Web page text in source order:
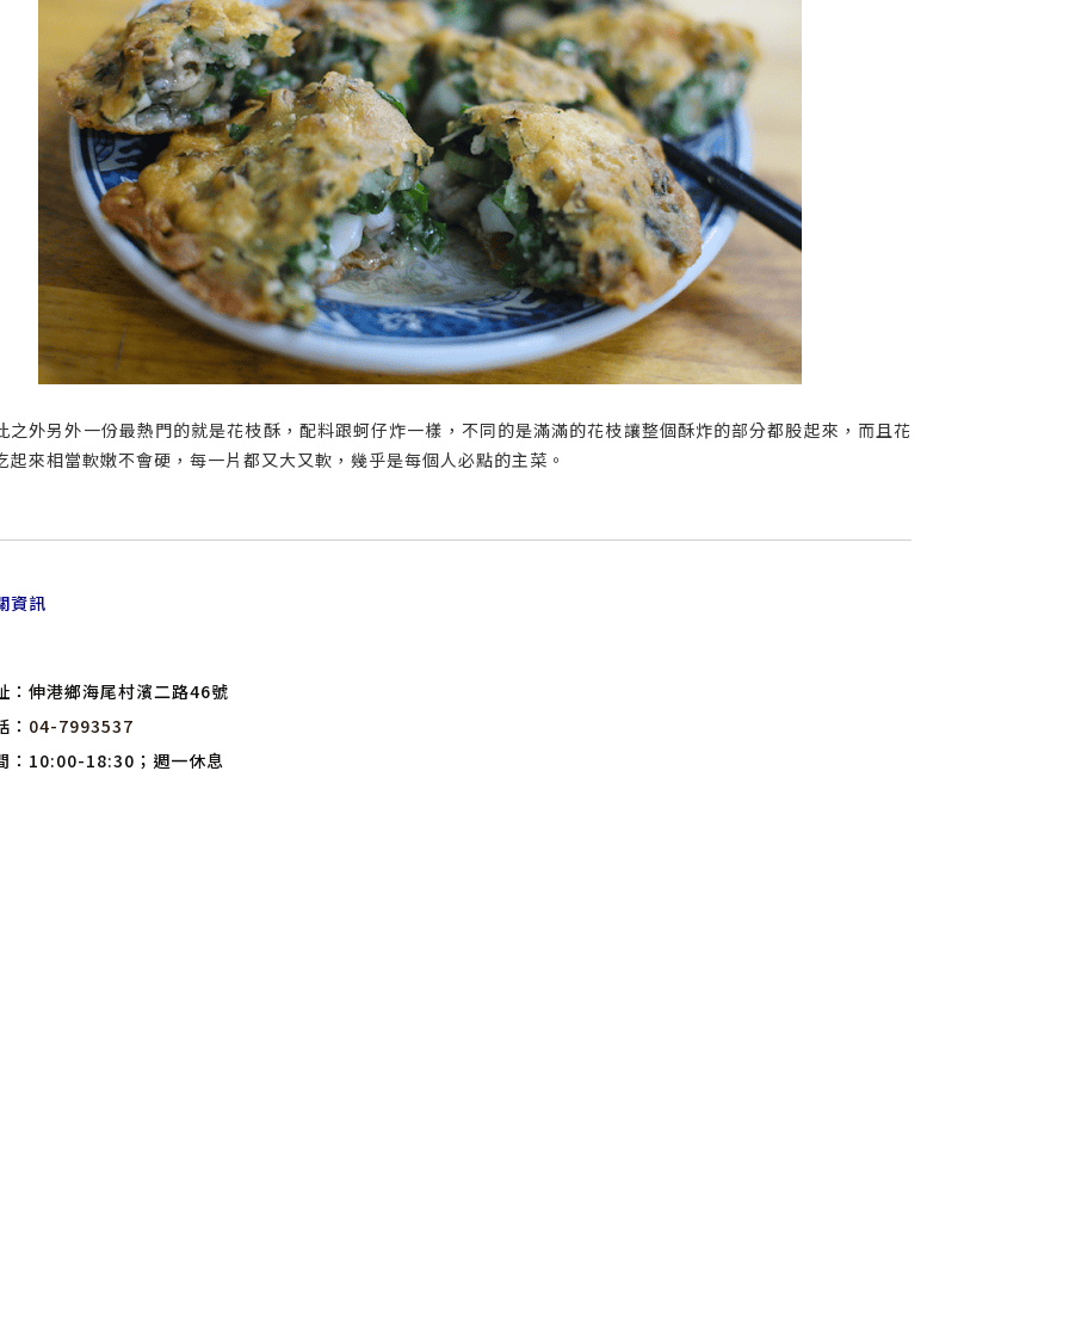
之外另外一份最熱門的就是花枝酥，配料跟蚵仔炸一樣，不同的是滿滿的花枝讓整個酥炸的部分都股起來，而且花
起來相當軟嫩不會硬，每一片都又大又軟，幾乎是每個人必點的主菜。
資訊
：伸港鄉海尾村濱二路46號
： 04-7993537
：10:00-18:30；週一休息